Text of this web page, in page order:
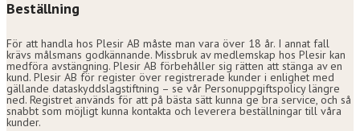
Beställning
För att handla hos Plesir AB måste man vara över 18 år. I annat fall
krävs målsmans godkännande. Missbruk av medlemskap hos Plesir kan
medföra avstängning. Plesir AB förbehåller sig rätten att stänga av en
kund. Plesir AB för register över registrerade kunder i enlighet med
gällande dataskyddslagstiftning – se vår Personuppgiftspolicy längre
ned. Registret används för att på bästa sätt kunna ge bra service, och så
snabbt som möjligt kunna kontakta och leverera beställningar till våra
kunder.